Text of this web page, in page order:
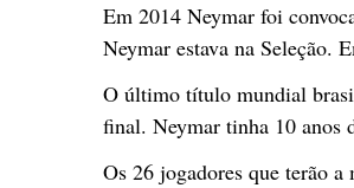
Em 2014 Neymar foi
Neymar estava na Seleção.
O último título mundial
final. Neymar tinha 10 anos
Os 26 jogadores que terão